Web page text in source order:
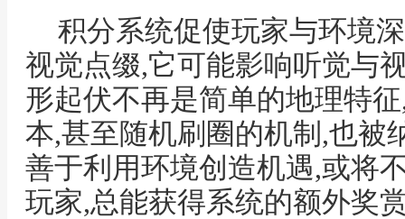
积分系统促使玩家与环境
视觉点缀,它可能影响听觉与
形起伏不再是简单的地理特
本,甚至随机刷圈的机制,也被
善于利用环境创造机遇,或将
玩家,总能获得系统的额外奖